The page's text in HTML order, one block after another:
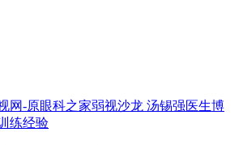
网-原眼科之家弱视沙龙 汤锡强医生博
练经验